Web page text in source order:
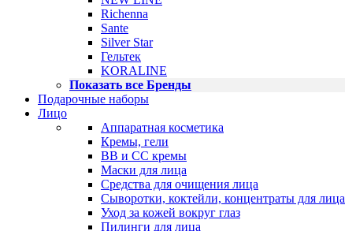
Richenna
Sante
Silver Star
Гельтек
KORALINE
Показать все Бренды
Подарочные наборы
Лицо
Аппаратная косметика
Кремы, гели
BB и CC кремы
Маски для лица
Средства для очищения лица
Сыворотки, коктейли, концентраты для лица
Уход за кожей вокруг глаз
Пилинги для лица